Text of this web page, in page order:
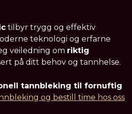
tilbyr trygg og effektiv
teknologi og erfarne
veiledning om riktig
på ditt behov og tannhelse.
tannbleking til fornuftig
og bestill time hos oss